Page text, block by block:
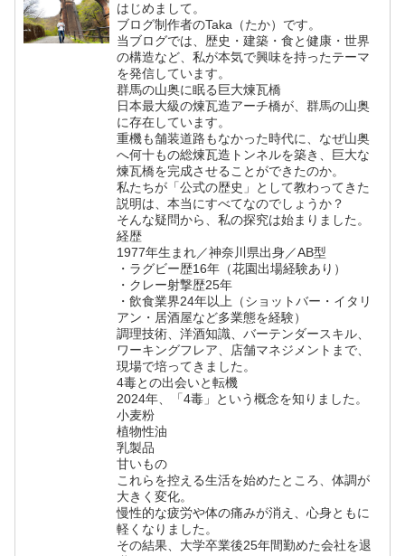
はじめまして。
ブログ制作者のTaka（たか）です。
当ブログでは、歴史・建築・食と健康・世界
の構造など、私が本気で興味を持ったテーマ
を発信しています。
群馬の山奥に眠る巨大煉瓦橋
日本最大級の煉瓦造アーチ橋が、群馬の山奥
に存在しています。
重機も舗装道路もなかった時代に、なぜ山奥
へ何十もの総煉瓦造トンネルを築き、巨大な
煉瓦橋を完成させることができたのか。
私たちが「公式の歴史」として教わってきた
説明は、本当にすべてなのでしょうか？
そんな疑問から、私の探究は始まりました。
経歴
1977年生まれ／神奈川県出身／AB型
・ラグビー歴16年（花園出場経験あり）
・クレー射撃歴25年
・飲食業界24年以上（ショットバー・イタリ
アン・居酒屋など多業態を経験）
調理技術、洋酒知識、バーテンダースキル、
ワーキングフレア、店舗マネジメントまで、
現場で培ってきました。
4毒との出会いと転機
2024年、「4毒」という概念を知りました。
小麦粉
植物性油
乳製品
甘いもの
これらを控える生活を始めたところ、体調が
大きく変化。
慢性的な疲労や体の痛みが消え、心身ともに
軽くなりました。
その結果、大学卒業後25年間勤めた会社を退